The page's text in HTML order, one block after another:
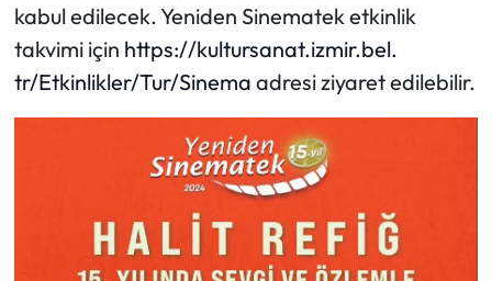
kabul edilecek. Yeniden Sinematek etkinlik
takvimi için https://kultursanat.izmir.bel.
tr/Etkinlikler/Tur/Sinema adresi ziyaret edilebilir.